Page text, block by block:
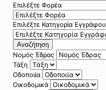
Επιλέξτε Φορέα
Επιλέξτε Κατηγορία Εγγράφου
Αναζήτηση
Νομός Έδρας
Τάξη
Οδοποιία
Οικοδομικά